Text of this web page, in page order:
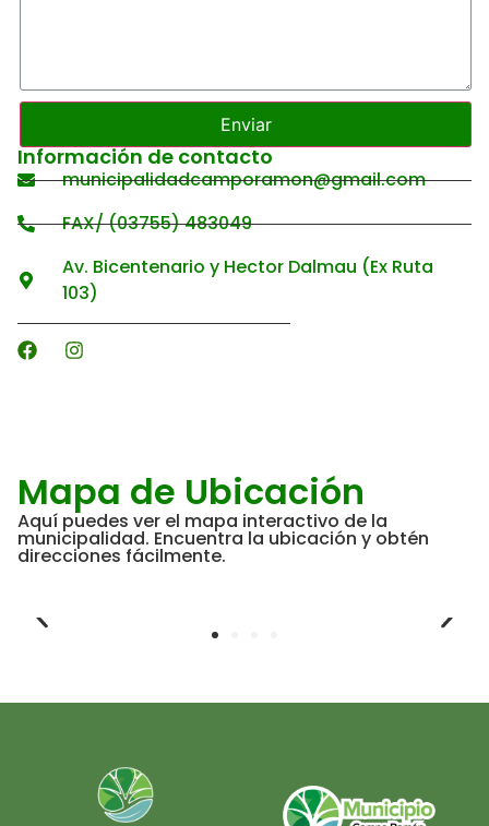
Enviar
Información de contacto
municipalidadcamporamon@gmail.com
FAX/ (03755) 483049
Av. Bicentenario y Hector Dalmau (Ex Ruta
103)
Mapa de Ubicación
Aquí puedes ver el mapa interactivo de la
municipalidad. Encuentra la ubicación y obtén
direcciones fácilmente.